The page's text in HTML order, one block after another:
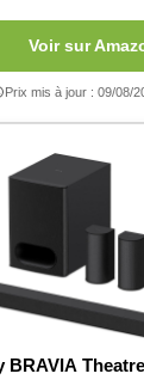
Voir sur
Prix mis à jour : 09/08/
BRAVIA